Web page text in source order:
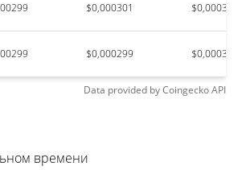
$0,000301 $0,000301
$0,000299 $0,0003
Data provided byCoingeckoAPI
времени